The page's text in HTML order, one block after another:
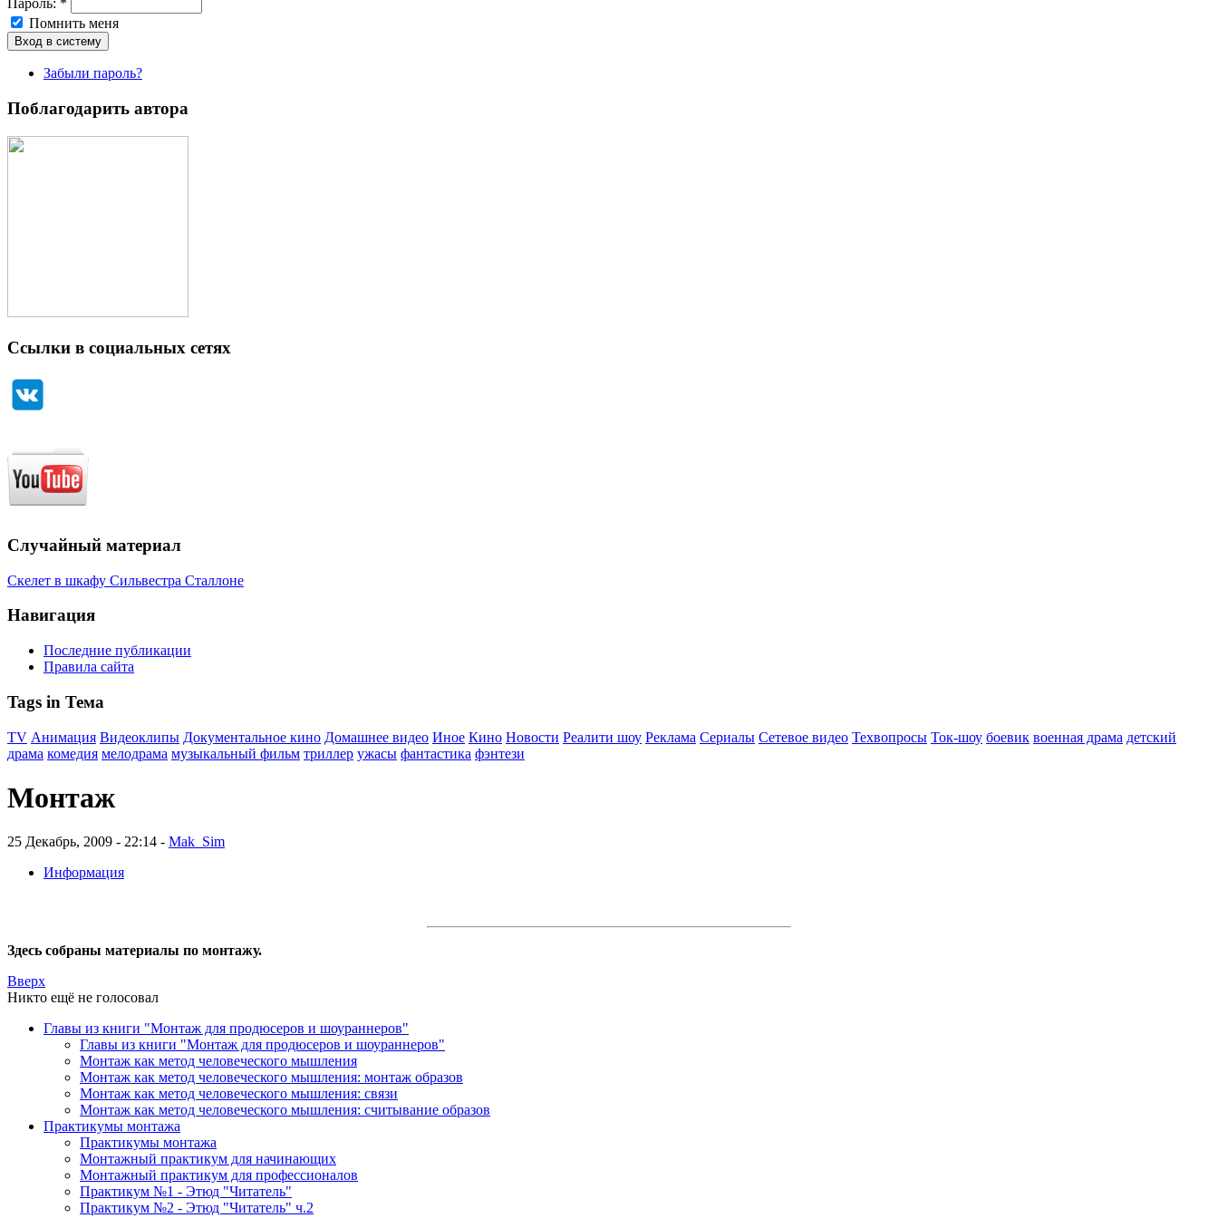
Пароль: *
Помнить меня
Забыли пароль?
Поблагодарить автора
Ссылки в социальных сетях
Случайный материал
Скелет в шкафу Сильвестра Сталлоне
Навигация
Последние публикации
Правила сайта
Tags in Тема
TV Анимация Видеоклипы Документальное кино Домашнее видео Иное Кино Новости Реалити шоу Реклама Сериалы Сетевое видео Техвопросы Ток-шоу боевик военная драма детский
драма комедия мелодрама музыкальный фильм триллер ужасы фантастика фэнтези
Монтаж
25 Декабрь, 2009 - 22:14 - Mak_Sim
Информация
Здесь собраны материалы по монтажу.
Вверх
Никто ещё не голосовал
Главы из книги "Монтаж для продюсеров и шоураннеров"
Главы из книги "Монтаж для продюсеров и шоураннеров"
Монтаж как метод человеческого мышления
Монтаж как метод человеческого мышления: монтаж образов
Монтаж как метод человеческого мышления: связи
Монтаж как метод человеческого мышления: считывание образов
Практикумы монтажа
Практикумы монтажа
Монтажный практикум для начинающих
Монтажный практикум для профессионалов
Практикум №1 - Этюд "Читатель"
Практикум №2 - Этюд "Читатель" ч.2